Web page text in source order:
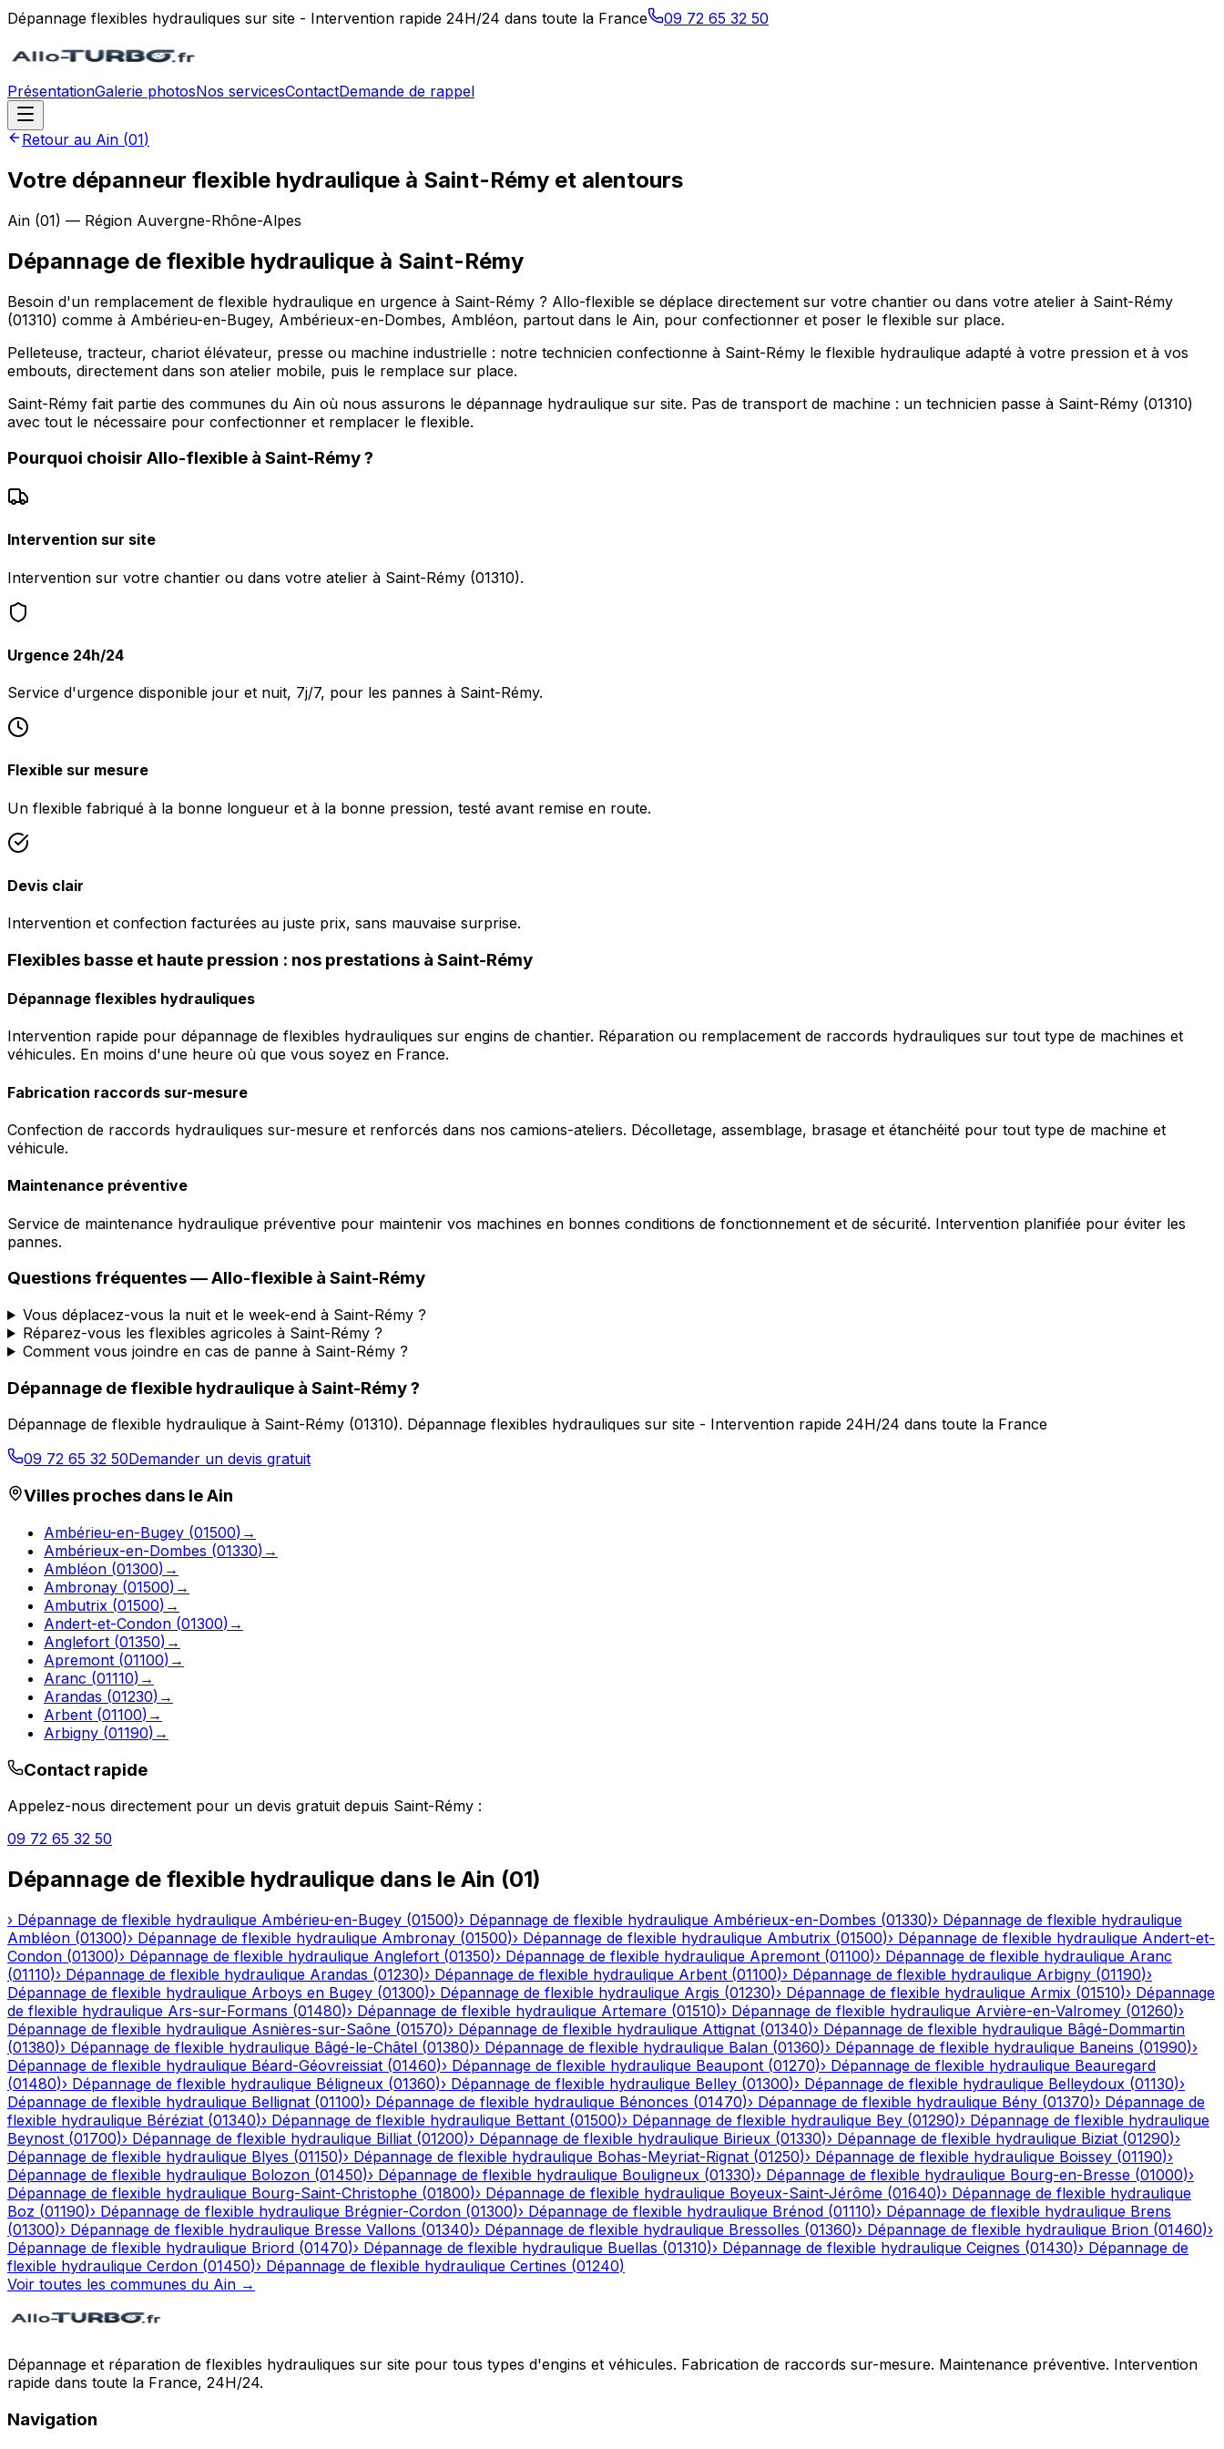
Dépannage flexibles hydrauliques sur site - Intervention rapide 24H/24 dans toute la France 09 72 65 32 50
PrésentationGalerie photosNos servicesContactDemande de rappel
Retour au Ain (01)
Votre dépanneur flexible hydraulique à Saint-Rémy et alentours
Ain (01) — Région Auvergne-Rhône-Alpes
Dépannage de flexible hydraulique à Saint-Rémy
Besoin d'un remplacement de flexible hydraulique en urgence à Saint-Rémy ? Allo-flexible se déplace directement sur votre chantier ou dans votre atelier à Saint-Rémy
(01310) comme à Ambérieu-en-Bugey, Ambérieux-en-Dombes, Ambléon, partout dans le Ain, pour confectionner et poser le flexible sur place.
Pelleteuse, tracteur, chariot élévateur, presse ou machine industrielle : notre technicien confectionne à Saint-Rémy le flexible hydraulique adapté à votre pression et à vos
embouts, directement dans son atelier mobile, puis le remplace sur place.
Saint-Rémy fait partie des communes du Ain où nous assurons le dépannage hydraulique sur site. Pas de transport de machine : un technicien passe à Saint-Rémy (01310)
avec tout le nécessaire pour confectionner et remplacer le flexible.
Pourquoi choisir Allo-flexible à Saint-Rémy?
Intervention sur site
Intervention sur votre chantier ou dans votre atelier à Saint-Rémy (01310).
Urgence 24h/24
Service d'urgence disponible jour et nuit, 7j/7, pour les pannes à Saint-Rémy.
Flexible sur mesure
Un flexible fabriqué à la bonne longueur et à la bonne pression, testé avant remise en route.
Devis clair
Intervention et confection facturées au juste prix, sans mauvaise surprise.
Flexibles basse et haute pression : nos prestations à Saint-Rémy
Dépannage flexibles hydrauliques
Intervention rapide pour dépannage de flexibles hydrauliques sur engins de chantier. Réparation ou remplacement de raccords hydrauliques sur tout type de machines et
véhicules. En moins d'une heure où que vous soyez en France.
Fabrication raccords sur-mesure
Confection de raccords hydrauliques sur-mesure et renforcés dans nos camions-ateliers. Décolletage, assemblage, brasage et étanchéité pour tout type de machine et
véhicule.
Maintenance préventive
Service de maintenance hydraulique préventive pour maintenir vos machines en bonnes conditions de fonctionnement et de sécurité. Intervention planifiée pour éviter les
pannes.
Questions fréquentes —Allo-flexible à Saint-Rémy
Vous déplacez-vous la nuit et le week-end à Saint-Rémy ?
Réparez-vous les flexibles agricoles à Saint-Rémy ?
Comment vous joindre en cas de panne à Saint-Rémy ?
Dépannage de flexible hydraulique à Saint-Rémy?
Dépannage de flexible hydraulique à Saint-Rémy (01310). Dépannage flexibles hydrauliques sur site - Intervention rapide 24H/24 dans toute la France
09 72 65 32 50Demander un devis gratuit
Villes proches dans leAin
Ambérieu-en-Bugey (01500) →
Ambérieux-en-Dombes (01330) →
Ambléon (01300) →
Ambronay (01500) →
Ambutrix (01500) →
Andert-et-Condon (01300) →
Anglefort (01350) →
Apremont (01100) →
Aranc (01110) →
Arandas (01230) →
Arbent (01100) →
Arbigny (01190) →
Contact rapide
Appelez-nous directement pour un devis gratuit depuis Saint-Rémy :
09 72 65 32 50
Dépannage de flexible hydraulique dans le Ain (01)
› Dépannage de flexible hydraulique Ambérieu-en-Bugey (01500)› Dépannage de flexible hydraulique Ambérieux-en-Dombes (01330)› Dépannage de flexible hydraulique
Ambléon (01300)› Dépannage de flexible hydraulique Ambronay (01500)› Dépannage de flexible hydraulique Ambutrix (01500)› Dépannage de flexible hydraulique Andert-et-
Condon (01300)› Dépannage de flexible hydraulique Anglefort (01350)› Dépannage de flexible hydraulique Apremont (01100)› Dépannage de flexible hydraulique Aranc
(01110)› Dépannage de flexible hydraulique Arandas (01230)› Dépannage de flexible hydraulique Arbent (01100)› Dépannage de flexible hydraulique Arbigny (01190)›
Dépannage de flexible hydraulique Arboys en Bugey (01300)› Dépannage de flexible hydraulique Argis (01230)› Dépannage de flexible hydraulique Armix (01510)› Dépannage
de flexible hydraulique Ars-sur-Formans (01480)› Dépannage de flexible hydraulique Artemare (01510)› Dépannage de flexible hydraulique Arvière-en-Valromey (01260)›
Dépannage de flexible hydraulique Asnières-sur-Saône (01570)› Dépannage de flexible hydraulique Attignat (01340)› Dépannage de flexible hydraulique Bâgé-Dommartin
(01380)› Dépannage de flexible hydraulique Bâgé-le-Châtel (01380)› Dépannage de flexible hydraulique Balan (01360)› Dépannage de flexible hydraulique Baneins (01990)›
Dépannage de flexible hydraulique Béard-Géovreissiat (01460)› Dépannage de flexible hydraulique Beaupont (01270)› Dépannage de flexible hydraulique Beauregard
(01480)› Dépannage de flexible hydraulique Béligneux (01360)› Dépannage de flexible hydraulique Belley (01300)› Dépannage de flexible hydraulique Belleydoux (01130)›
Dépannage de flexible hydraulique Bellignat (01100)› Dépannage de flexible hydraulique Bénonces (01470)› Dépannage de flexible hydraulique Bény (01370)› Dépannage de
flexible hydraulique Béréziat (01340)› Dépannage de flexible hydraulique Bettant (01500)› Dépannage de flexible hydraulique Bey (01290)› Dépannage de flexible hydraulique
Beynost (01700)› Dépannage de flexible hydraulique Billiat (01200)› Dépannage de flexible hydraulique Birieux (01330)› Dépannage de flexible hydraulique Biziat (01290)›
Dépannage de flexible hydraulique Blyes (01150)› Dépannage de flexible hydraulique Bohas-Meyriat-Rignat (01250)› Dépannage de flexible hydraulique Boissey (01190)›
Dépannage de flexible hydraulique Bolozon (01450)› Dépannage de flexible hydraulique Bouligneux (01330)› Dépannage de flexible hydraulique Bourg-en-Bresse (01000)›
Dépannage de flexible hydraulique Bourg-Saint-Christophe (01800)› Dépannage de flexible hydraulique Boyeux-Saint-Jérôme (01640)› Dépannage de flexible hydraulique
Boz (01190)› Dépannage de flexible hydraulique Brégnier-Cordon (01300)› Dépannage de flexible hydraulique Brénod (01110)› Dépannage de flexible hydraulique Brens
(01300)› Dépannage de flexible hydraulique Bresse Vallons (01340)› Dépannage de flexible hydraulique Bressolles (01360)› Dépannage de flexible hydraulique Brion (01460)›
Dépannage de flexible hydraulique Briord (01470)› Dépannage de flexible hydraulique Buellas (01310)› Dépannage de flexible hydraulique Ceignes (01430)› Dépannage de
flexible hydraulique Cerdon (01450)› Dépannage de flexible hydraulique Certines (01240)
Voir toutes les communes du Ain →
Dépannage et réparation de flexibles hydrauliques sur site pour tous types d'engins et véhicules. Fabrication de raccords sur-mesure. Maintenance préventive. Intervention
rapide dans toute la France, 24H/24.
Navigation